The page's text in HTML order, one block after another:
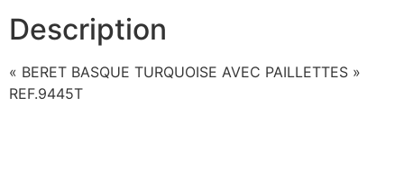
Description
« BERET BASQUE TURQUOISE AVEC PAILLETTES »
REF.9445T